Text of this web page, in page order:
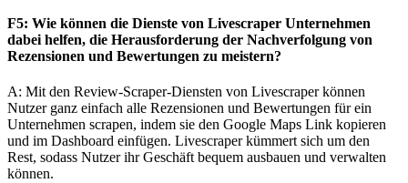
F5: Wie können die Dienste von Livescraper Unternehmen
dabei helfen, die Herausforderung der Nachverfolgung von
Rezensionen und Bewertungen zu meistern?
A: Mit den Review-Scraper-Diensten von Livescraper können
Nutzer ganz einfach alle Rezensionen und Bewertungen für ein
Unternehmen scrapen, indem sie den Google Maps Link kopieren
und im Dashboard einfügen. Livescraper kümmert sich um den
Rest, sodass Nutzer ihr Geschäft bequem ausbauen und verwalten
können.